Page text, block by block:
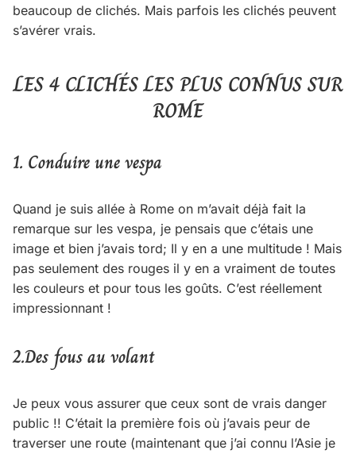
beaucoup de clichés. Mais parfois les clichés peuvent
s’avérer vrais.
LES 4 CLICHÉS LES PLUS CONNUS SUR
ROME
1. Conduire une vespa
Quand je suis allée à Rome on m’avait déjà fait la
remarque sur les vespa, je pensais que c’étais une
image et bien j’avais tord; Il y en a une multitude ! Mais
pas seulement des rouges il y en a vraiment de toutes
les couleurs et pour tous les goûts. C’est réellement
impressionnant !
2.Des fous au volant
Je peux vous assurer que ceux sont de vrais danger
public !! C’était la première fois où j’avais peur de
traverser une route (maintenant que j’ai connu l’Asie je